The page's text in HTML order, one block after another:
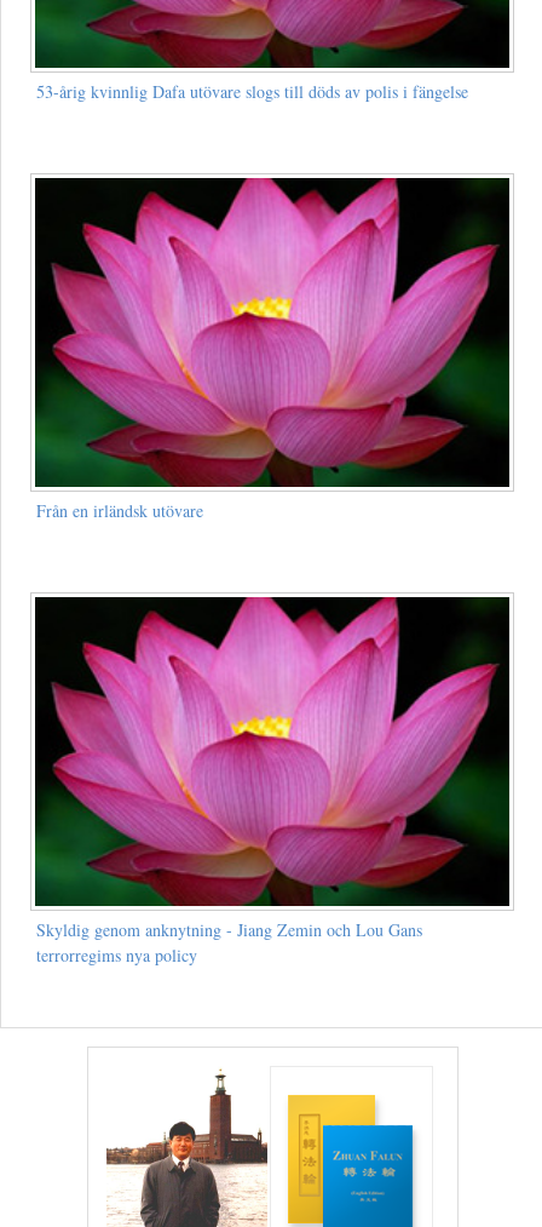
53-årig kvinnlig Dafa utövare slogs till döds av polis i fängelse
Från en irländsk utövare
Skyldig genom anknytning - Jiang Zemin och Lou Gans
terrorregims nya policy